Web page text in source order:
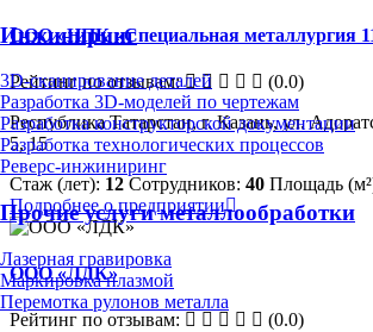
Инжиниринг
3D-сканирование деталей
Разработка 3D-моделей по чертежам
Разработка конструкторской документации
Разработка технологических процессов
Реверс-инжиниринг
Прочие услуги металлообработки
Лазерная гравировка
Маркировка плазмой
Перемотка рулонов металла
ООО «НПК «Специальная металлургия
Рейтинг по отзывам:
(0.0)
Республика Татарстан, г. Казань, ул.
5, 15
Стаж (лет): 12 Сотрудников: 40 Площадь
Подробнее о предприятии
ООО «ЛДК»
Рейтинг по отзывам:
(0.0)